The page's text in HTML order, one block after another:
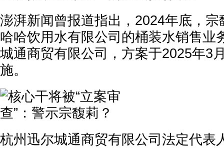
澎湃新闻曾报道指出，2024年底，
哈哈饮用水有限公司的桶装水销售业
城通商贸有限公司，方案于2025年3
施。
杭州迅尔城通商贸有限公司法定代表